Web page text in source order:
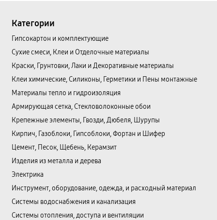
Категории
Гипсокартон и комплектующие
Сухие смеси, Клеи и Отделочные материалы
Краски, Грунтовки, Лаки и Декоративные материалы
Клеи химические, Силиконы, Герметики и Пены монтажные
Материалы тепло и гидроизоляция
Армирующая сетка, Стекловолоконные обои
Крепежные элементы, Гвозди, Дюбеля, Шурупы
Кирпич, Газоблоки, Гипсоблоки, Фортан и Шифер
Цемент, Песок, Щебень, Керамзит
Изделия из металла и дерева
Электрика
Инструмент, оборудование, одежда, и расходный материал
Системы водоснабжения и канализация
Системы отопления, доступа и вентиляции